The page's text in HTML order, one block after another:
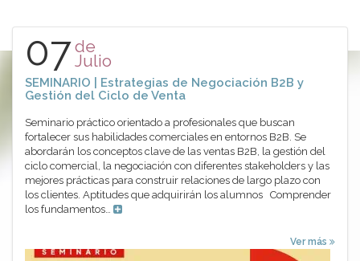
07de
Julio
SEMINARIO | Estrategias de Negociación B2B y
Gestión del Ciclo de Venta
Seminario práctico orientado a profesionales que buscan
fortalecer sus habilidades comerciales en entornos B2B. Se
abordarán los conceptos clave de las ventas B2B, la gestión del
ciclo comercial, la negociación con diferentes stakeholders y las
mejores prácticas para construir relaciones de largo plazo con
los clientes. Aptitudes que adquirirán los alumnos Comprender
los fundamentos…
Ver más